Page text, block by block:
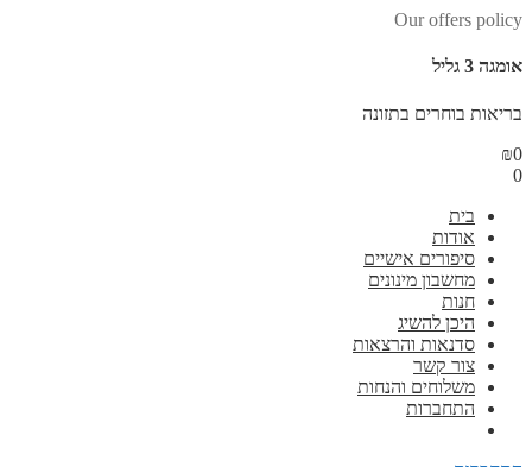
Our offers policy
אומגה 3 גליל
בריאות בוחרים בתזונה
₪0
0
בית
אודות
סיפורים אישיים
מחשבון מינונים
חנות
היכן להשיג
סדנאות והרצאות
צור קשר
משלוחים והנחות
התחברות